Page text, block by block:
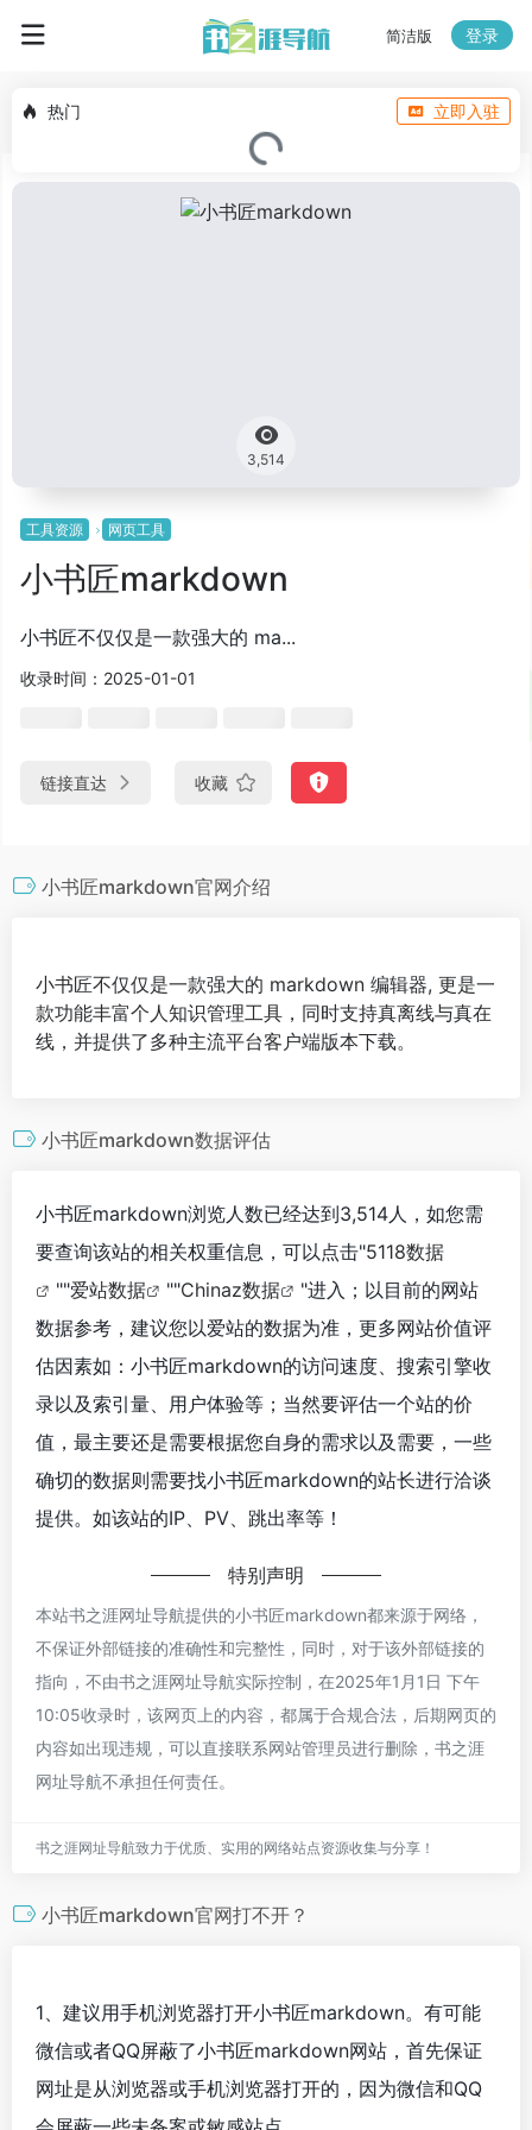
简洁版 登录
热门 立即入驻
3,514
工具资源 网页工具
小书匠markdown
小书匠不仅仅是一款强大的 ma...
收录时间：2025-01-01
链接直达 收藏
小书匠markdown官网介绍
小书匠不仅仅是一款强大的 markdown 编辑器, 更是一
款功能丰富个人知识管理工具，同时支持真离线与真在
线，并提供了多种主流平台客户端版本下载。
小书匠markdown数据评估
小书匠markdown浏览人数已经达到3,514人，如您需
要查询该站的相关权重信息，可以点击"5118数据
""爱站数据 ""Chinaz数据
"进入；以目前的网站
数据参考，建议您以爱站的数据为准，更多网站价值评
估因素如：小书匠markdown的访问速度、搜索引擎收
录以及索引量、用户体验等；当然要评估一个站的价
值，最主要还是需要根据您自身的需求以及需要，一些
确切的数据则需要找小书匠markdown的站长进行洽谈
提供。如该站的IP、PV、跳出率等！
特别声明
本站书之涯网址导航提供的小书匠markdown都来源于网络，
不保证外部链接的准确性和完整性，同时，对于该外部链接的
指向，不由书之涯网址导航实际控制，在2025年1月1日 下午
10:05收录时，该网页上的内容，都属于合规合法，后期网页的
内容如出现违规，可以直接联系网站管理员进行删除，书之涯
网址导航不承担任何责任。
书之涯网址导航致力于优质、实用的网络站点资源收集与分享！
小书匠markdown官网打不开？
1、建议用手机浏览器打开小书匠markdown。有可能
微信或者QQ屏蔽了小书匠markdown网站，首先保证
网址是从浏览器或手机浏览器打开的，因为微信和QQ